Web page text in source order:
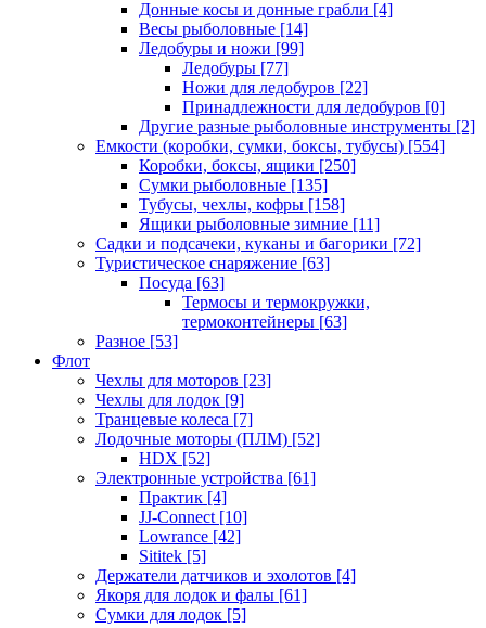
Донные косы и донные грабли [4]
Весы рыболовные [14]
Ледобуры и ножи [99]
Ледобуры [77]
Ножи для ледобуров [22]
Принадлежности для ледобуров [0]
Другие разные рыболовные инструменты [2]
Емкости (коробки, сумки, боксы, тубусы) [554]
Коробки, боксы, ящики [250]
Сумки рыболовные [135]
Тубусы, чехлы, кофры [158]
Ящики рыболовные зимние [11]
Садки и подсачеки, куканы и багорики [72]
Туристическое снаряжение [63]
Посуда [63]
Термосы и термокружки,
термоконтейнеры [63]
Разное [53]
Флот
Чехлы для моторов [23]
Чехлы для лодок [9]
Транцевые колеса [7]
Лодочные моторы (ПЛМ) [52]
HDX [52]
Электронные устройства [61]
Практик [4]
JJ-Connect [10]
Lowrance [42]
Sititek [5]
Держатели датчиков и эхолотов [4]
Якоря для лодок и фалы [61]
Сумки для лодок [5]